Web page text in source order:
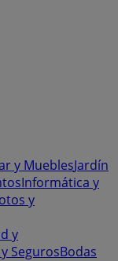
y MueblesJardín
Informática y
y
y
SegurosBodas